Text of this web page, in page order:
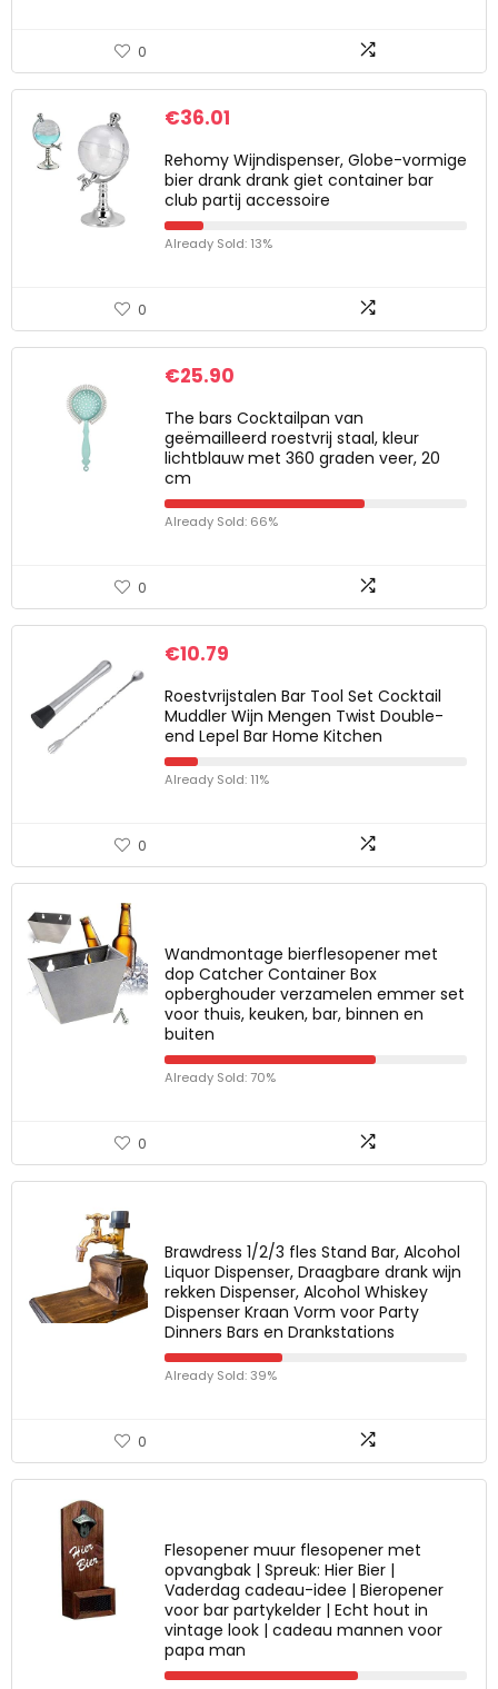
0
€36.01
Rehomy Wijndispenser, Globe-vormige
bier drank drank giet container bar
club partij accessoire
Already Sold: 13%
0
€25.90
The bars Cocktailpan van
geëmailleerd roestvrij staal, kleur
lichtblauw met 360 graden veer, 20
cm
Already Sold: 66%
0
€10.79
Roestvrijstalen Bar Tool Set Cocktail
Muddler Wijn Mengen Twist Double-
end Lepel Bar Home Kitchen
Already Sold: 11%
0
Wandmontage bierflesopener met
dop Catcher Container Box
opberghouder verzamelen emmer set
voor thuis, keuken, bar, binnen en
buiten
Already Sold: 70%
0
Brawdress 1/2/3 fles Stand Bar, Alcohol
Liquor Dispenser, Draagbare drank wijn
rekken Dispenser, Alcohol Whiskey
Dispenser Kraan Vorm voor Party
Dinners Bars en Drankstations
Already Sold: 39%
0
Flesopener muur flesopener met
opvangbak | Spreuk: Hier Bier |
Vaderdag cadeau-idee | Bieropener
voor bar partykelder | Echt hout in
vintage look | cadeau mannen voor
papa man